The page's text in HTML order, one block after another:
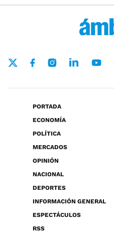
PORTADA
ECONOMÍA
POLÍTICA
MERCADOS
OPINIÓN
NACIONAL
DEPORTES
INFORMACIÓN GENERAL
ESPECTÁCULOS
RSS